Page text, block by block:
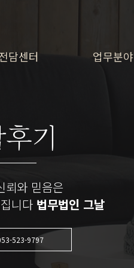
담센터 업무분야
기
뢰와 믿음은
니다 법무법인 그날
523-9797